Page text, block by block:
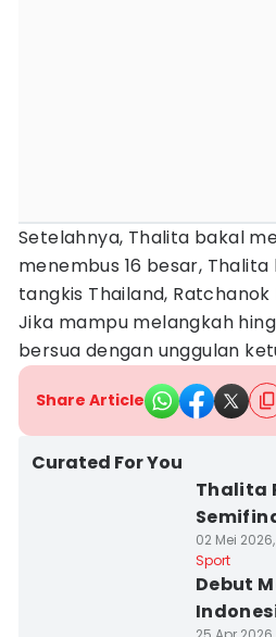
Setelahnya, Thalita bakal
menembus 16 besar,
tangkis Thailand, Ratchanok
Jika mampu melangkah
bersua dengan unggulan
Share Article
Curated For You
Thalita
02 Mei
Sport
Debut